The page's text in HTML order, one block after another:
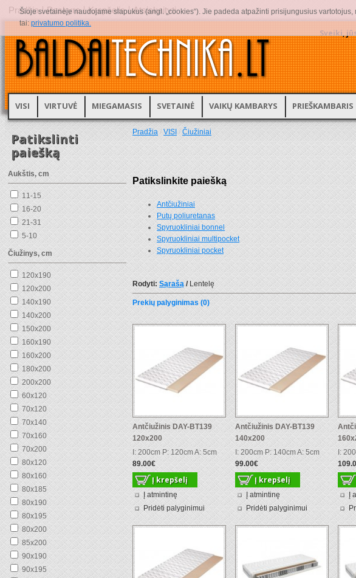
Sveiki,
Pradžia Paskyra Krepšelis Atsiskaityti
VISI VIRTUVĖ MIEGAMASIS SVETAINĖ VAIKŲ KAMBARYS PRIEŠKAMBARIS
Patikslinti
paiešką
Aukštis, cm
11-15
16-20
21-31
5-10
Čiužinys, cm
120x190
120x200
140x190
140x200
150x200
160x190
160x200
180x200
200x200
60x120
70x120
70x140
70x160
70x200
80x120
80x160
80x185
80x190
80x195
80x200
85x200
90x190
90x195
Pradžia/VISI/Čiužiniai
Patikslinkite paiešką
Antčiužiniai
Putų poliuretanas
Spyruokliniai bonnel
Spyruokliniai multipocket
Spyruokliniai pocket
Rodyti: Sąrašą /Lentelę
Prekių palyginimas (0)
Antčiužinis DAY-BT139
120x200
I: 200cm P: 120cm A: 5cm
89.00€
Į atmintinę
Pridėti palyginimui
Antčiužinis DAY-BT139
140x200
I: 200cm P: 140cm A: 5cm
99.00€
Į atmintinę
Pridėti palyginimui
I:
Į
Šioje svetainėje naudojame slapukus (angl. „cookies“). Jie padeda atpažinti prisijungusius
tai:privatumo politika.